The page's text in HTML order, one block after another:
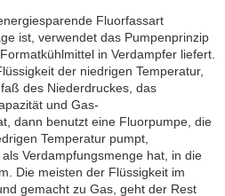
Fluorfassart
ist, verwendet das Pumpenprinzip
in Verdampfer liefert.
der niedrigen Temperatur,
des Niederdruckes, das
und Gas-
dann benutzt eine Fluorpumpe, die
Temperatur pumpt,
Verdampfungsmenge hat, in die
Die meisten der Flüssigkeit im
gemacht zu Gas, geht der Rest